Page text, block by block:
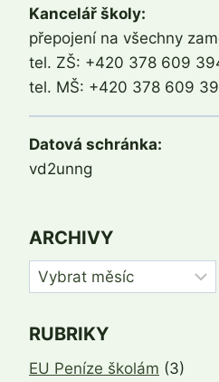
Kancelář školy:
přepojení na všechny
tel. ZŠ: +420 378 609
tel. MŠ: +420 378 609
Datová schránka:
vd2unng
ARCHIVY
Archivy
RUBRIKY
EU Peníze školám (3)